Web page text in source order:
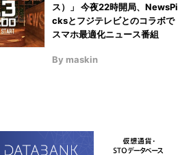
ス）」 今夜22時開局、NewsPi
cksとフジテレビとのコラボで
スマホ最適化ニュース番組
By maskin